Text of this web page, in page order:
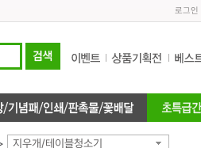
로그인
지우개/테이블청소기